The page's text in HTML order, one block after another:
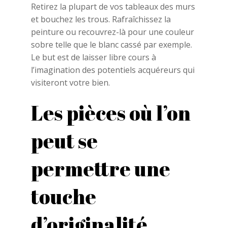
Retirez la plupart de vos tableaux des murs
et bouchez les trous. Rafraîchissez la
peinture ou recouvrez-là pour une couleur
sobre telle que le blanc cassé par exemple.
Le but est de laisser libre cours à
l’imagination des potentiels acquéreurs qui
visiteront votre bien.
Les pièces où l’on
peut se
permettre une
touche